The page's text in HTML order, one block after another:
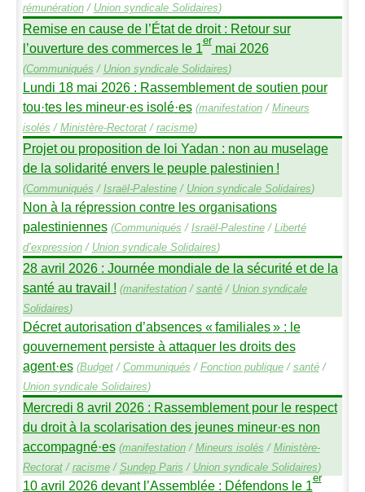
rémunération/ Union syndicale Solidaires)
Remise en cause de l’État de droit : Retour sur
l’ouverture des commerces le 1ermai 2026
(Communiqués / Union syndicale Solidaires)
Lundi 18 mai 2026 : Rassemblement de soutien pour
tou·tes les mineur·es isolé·es (manifestation/ Mineurs
isolés / Ministère-Rectorat/ racisme)
Projet ou proposition de loi Yadan : non au muselage
de la solidarité envers le peuple palestinien !
(Communiqués / Israël-Palestine/ Union syndicale Solidaires)
Non à la répression contre les organisations
palestiniennes (Communiqués / Israël-Palestine/ Liberté
d’expression/ Union syndicale Solidaires)
28 avril 2026 : Journée mondiale de la sécurité et de la
santé au travail ! (manifestation/ santé/ Union syndicale
Solidaires)
Décret autorisation d’absences «familiales» : le
gouvernement persiste à attaquer les droits des
agent·es (Budget/ Communiqués / Fonction publique/ santé/
Union syndicale Solidaires)
Mercredi 8 avril 2026 : Rassemblement pour le respect
du droit à la scolarisation des jeunes mineur·es non
accompagné·es (manifestation/ Mineurs isolés / Ministère-
Rectorat/ racisme/ SundepParis / Union syndicale Solidaires)
10 avril 2026 devant l’Assemblée : Défendons le 1er